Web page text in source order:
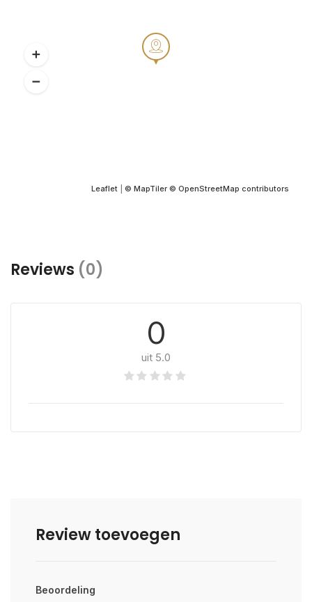
Leaflet © MapTiler © OpenStreetMap contributors
Reviews (0)
0
uit 5.0
Review toevoegen
Beoordeling